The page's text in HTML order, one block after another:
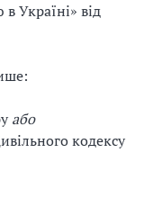
Україні» від
або
кодексу